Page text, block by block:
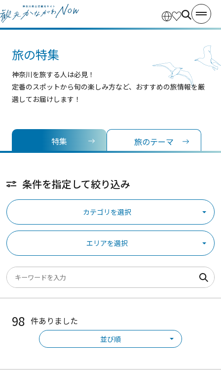
旅の特集
神奈川を旅する人は必見！
定番のスポットから旬の楽しみ方など、おすすめの旅情報を厳
選してお届けします！
特集 旅のテーマ
条件を指定して絞り込み
カテゴリを選択
エリアを選択
98 件ありました
並び順